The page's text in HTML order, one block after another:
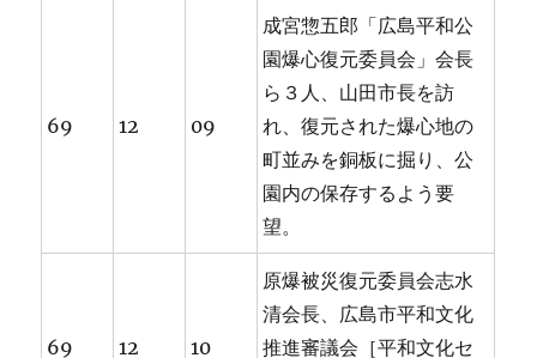
69 12 09
成宮惣五郎「広島平和公
園爆心復元委員会」会長
ら３人、山田市長を訪
れ、復元された爆心地の
町並みを銅板に掘り、公
園内の保存するよう要
望。
69 12 10
原爆被災復元委員会志水
清会長、広島市平和文化
推進審議会［平和文化セ